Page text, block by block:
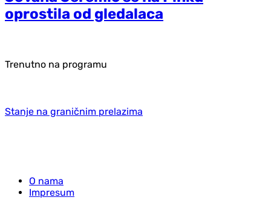
oprostila od gledalaca
Trenutno na programu
Stanje na graničnim prelazima
O nama
Impresum